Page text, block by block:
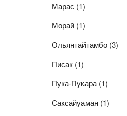
Марас (1)
Морай (1)
Ольянтайтамбо (3)
Писак (1)
Пука-Пукара(1)
Саксайуаман (1)